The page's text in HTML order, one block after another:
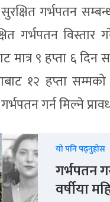
गर्भपतन
गर्भपतन विस्तार
मात्र ९ हप्ता ६
१२ हप्ता
गर्न मिल्ने
यो पनि पढ्नुहोस
गर्भपतन
वर्षीया